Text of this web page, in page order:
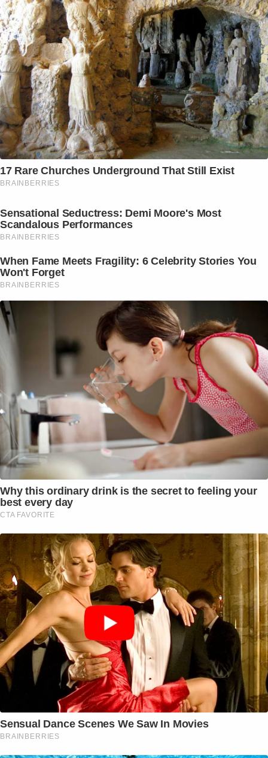
17 Rare Churches Underground That Still Exist
BRAINBERRIES
Sensational Seductress: Demi Moore's Most
Scandalous Performances
BRAINBERRIES
When Fame Meets Fragility: 6 Celebrity Stories You
Won't Forget
BRAINBERRIES
Why this ordinary drink is the secret to feeling your
best every day
CTA FAVORITE
Sensual Dance Scenes We Saw In Movies
BRAINBERRIES